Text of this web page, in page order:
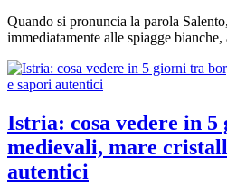
Quando si pronuncia la parola
immediatamente alle spiagge
Istria: cosa vedere in
medievali, mare
autentici